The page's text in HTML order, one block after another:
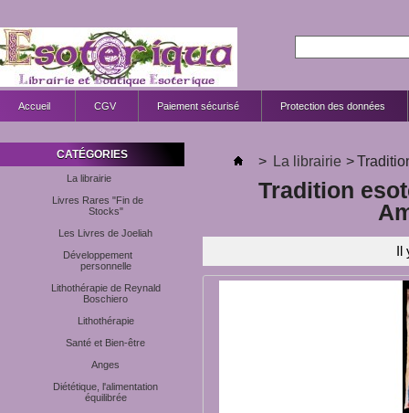
Accueil CGV Paiement sécurisé Protection des données
CATÉGORIES
La librairie
Livres Rares "Fin de
Stocks"
Les Livres de Joeliah
Développement
personnelle
Lithothérapie de Reynald
Boschiero
Lithothérapie
Santé et Bien-être
Anges
Diététique, l'alimentation
équilibrée
> La librairie >
Tradition